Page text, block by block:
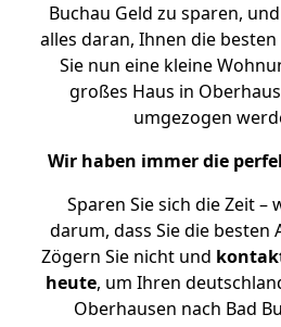
Buchau Geld zu sparen,
alles daran, Ihnen die
Sie nun eine kleine
großes Haus in
umgezogen
Wir haben immer die
Sparen Sie sich die Zeit
darum, dass Sie die besten
Zögern Sie nicht und
heute, um Ihren
Oberhausen nach Bad